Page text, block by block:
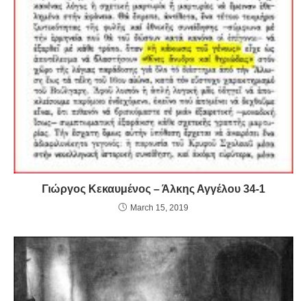
Γιώργος Κεκαυμένος – Άλκης Αγγέλου 34-1
March 15, 2019